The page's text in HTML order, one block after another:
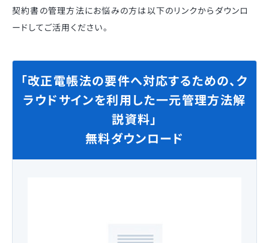
契約書の管理方法にお悩みの方は以下のリンクからダウンロ
ードしてご活用ください。
「改正電帳法の要件へ対応するための、ク
ラウドサインを利用した一元管理方法解
説資料」
無料ダウンロード